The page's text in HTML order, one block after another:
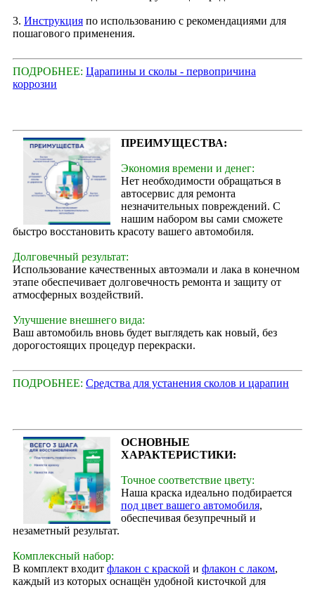
3. Инструкция по использованию с рекомендациями для
пошагового применения.
ПОДРОБНЕЕ: Царапины и сколы - первопричина
коррозии
ПРЕИМУЩЕСТВА:
Экономия времени и денег:
Нет необходимости обращаться в
автосервис для ремонта
незначительных повреждений. С
нашим набором вы сами сможете
быстро восстановить красоту вашего автомобиля.
Долговечный результат:
Использование качественных автоэмали и лака в конечном
этапе обеспечивает долговечность ремонта и защиту от
атмосферных воздействий.
Улучшение внешнего вида:
Ваш автомобиль вновь будет выглядеть как новый, без
дорогостоящих процедур перекраски.
ПОДРОБНЕЕ: Средства для устанения сколов и царапин
ОСНОВНЫЕ
ХАРАКТЕРИСТИКИ:
Точное соответствие цвету:
Наша краска идеально подбирается
под цвет вашего автомобиля,
обеспечивая безупречный и
незаметный результат.
Комплексный набор:
В комплект входит флакон с краской и флакон с лаком,
каждый из которых оснащён удобной кисточкой для